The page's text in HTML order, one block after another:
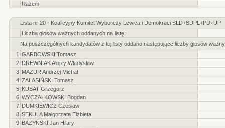
Razem
Lista nr 20 - Koalicyjny Komitet Wyborczy Lewica i Demokraci SLD+SDPL+PD+UP
Liczba głosów ważnych oddanych na listę:
Na poszczególnych kandydatów z tej listy oddano następujące liczby głosów
1 GARBOWSKI Tomasz
2 DREWNIAK Alojzy Władysław
3 MAZUR Andrzej Michał
4 ZALASIŃSKI Tomasz
5 KUBAT Grzegorz
6 WYCZAŁKOWSKI Bogdan
7 DUMKIEWICZ Czesław
8 SEKULA Małgorzata Elżbieta
9 BAŻYŃSKI Jan Hilary